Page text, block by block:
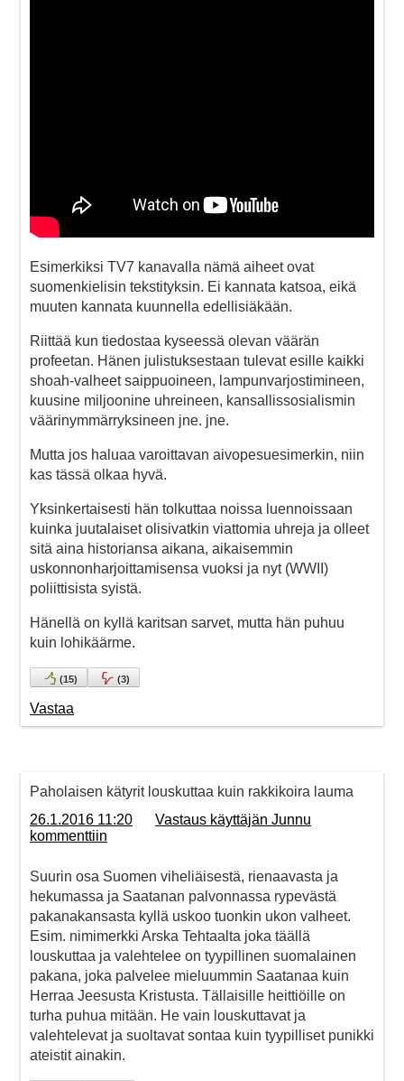
Esimerkiksi TV7 kanavalla nämä aiheet ovat
suomenkielisin tekstityksin. Ei kannata katsoa, eikä
muuten kannata kuunnella edellisiäkään.
Riittää kun tiedostaa kyseessä olevan väärän
profeetan. Hänen julistuksestaan tulevat esille kaikki
shoah-valheet saippuoineen, lampunvarjostimineen,
kuusine miljoonine uhreineen, kansallissosialismin
väärinymmärryksineen jne. jne.
Mutta jos haluaa varoittavan aivopesuesimerkin, niin
kas tässä olkaa hyvä.
Yksinkertaisesti hän tolkuttaa noissa luennoissaan
kuinka juutalaiset olisivatkin viattomia uhreja ja olleet
sitä aina historiansa aikana, aikaisemmin
uskonnonharjoittamisensa vuoksi ja nyt (WWII)
poliittisista syistä.
Hänellä on kyllä karitsan sarvet, mutta hän puhuu
kuin lohikäärme.
(15) (3)
Vastaa
Paholaisen kätyrit louskuttaa kuin rakkikoira lauma
26.1.2016 11:20
Vastaus käyttäjän Junnu
kommenttiin
Suurin osa Suomen viheliäisestä, rienaavasta ja
hekumassa ja Saatanan palvonnassa rypevästä
pakanakansasta kyllä uskoo tuonkin ukon valheet.
Esim. nimimerkki Arska Tehtaalta joka täällä
louskuttaa ja valehtelee on tyypillinen suomalainen
pakana, joka palvelee mieluummin Saatanaa kuin
Herraa Jeesusta Kristusta. Tällaisille heittiöille on
turha puhua mitään. He vain louskuttavat ja
valehtelevat ja suoltavat sontaa kuin tyypilliset punikki
ateistit ainakin.